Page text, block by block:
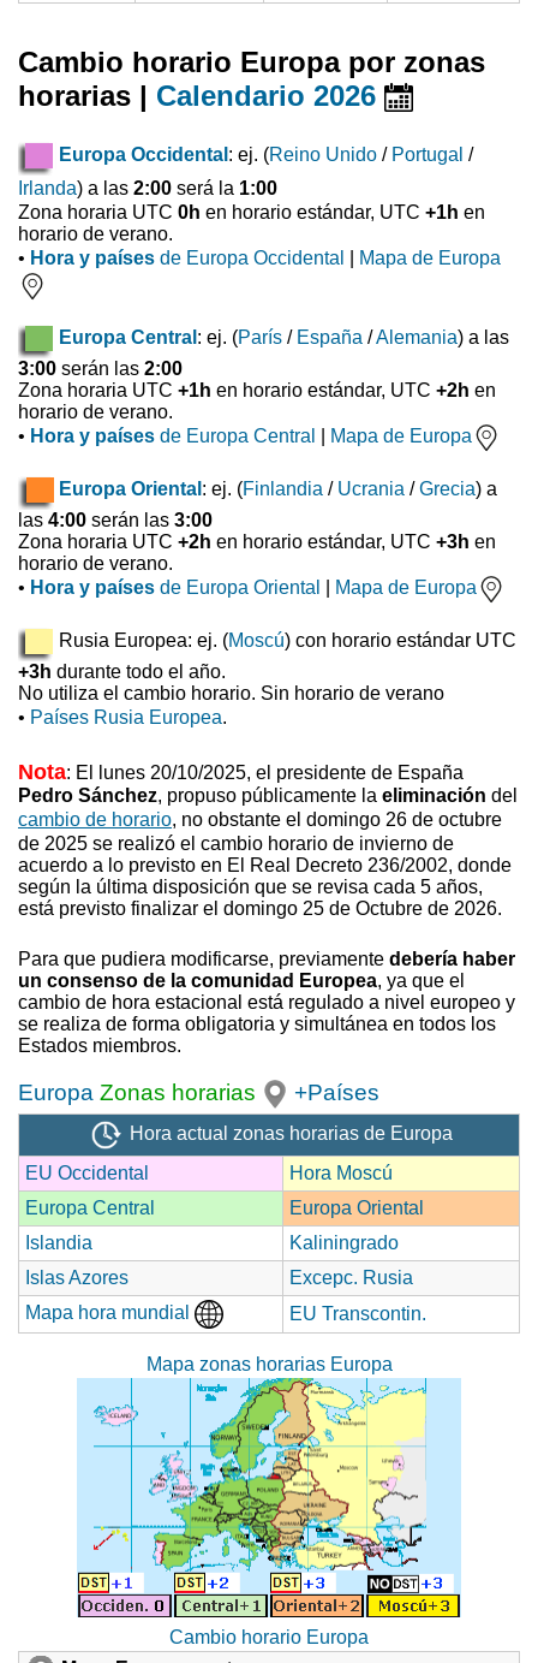
Cambio horario Europa por zonas
horarias | Calendario 2026
Europa Occidental : ej. (Reino Unido / Portugal /
Irlanda) a las 2:00 será la 1:00
Zona horaria UTC 0h en horario estándar, UTC +1h en
horario de verano.
• Hora y países de Europa Occidental Mapa de Europa
Europa Central : ej. (París / España /Alemania) a las
3:00 serán las 2:00
Zona horaria UTC +1h en horario estándar, UTC +2h en
horario de verano.
• Hora y países de Europa Central Mapa de Europa
Europa Oriental : ej. (Finlandia / Ucrania /Grecia) a
las 4:00 serán las 3:00
Zona horaria UTC +2h en horario estándar, UTC +3h en
horario de verano.
• Hora y países de Europa Oriental Mapa de Europa
Rusia Europea: ej. (Moscú) con horario estándar UTC
+3h durante todo el año.
No utiliza el cambio horario. Sin horario de verano
• Países Rusia Europea.
Nota: El lunes 20/10/2025, el presidente de España
Pedro Sánchez, propuso públicamente la eliminación del
cambio de horario, no obstante el domingo 26 de octubre
de 2025 se realizó el cambio horario de invierno de
acuerdo a lo previsto en El Real Decreto 236/2002, donde
según la última disposición que se revisa cada 5 años,
está previsto finalizar el domingo 25 de Octubre de 2026.
Para que pudiera modificarse, previamente debería haber
un consenso de la comunidad Europea, ya que el
cambio de hora estacional está regulado a nivel europeo y
se realiza de forma obligatoria y simultánea en todos los
Estados miembros.
Europa Zonas horarias +Países
Hora actual zonas horarias de Europa
EU Occidental
Hora Moscú
Europa Central
Europa Oriental
Islandia
Kaliningrado
Islas Azores
Excepc. Rusia
Mapa hora mundial
EU Transcontin.
Mapa zonas horarias Europa
Cambio horario Europa